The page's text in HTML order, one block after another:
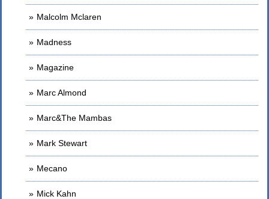
Malcolm Mclaren
Madness
Magazine
Marc Almond
Marc&The Mambas
Mark Stewart
Mecano
Mick Kahn